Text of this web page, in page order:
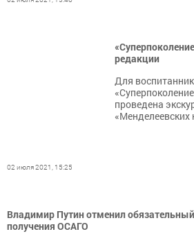
редакции
Для
проведена
«Менделеевских
02 июля 2021, 15:25
Владимир Путин отменил
получения ОСАГО